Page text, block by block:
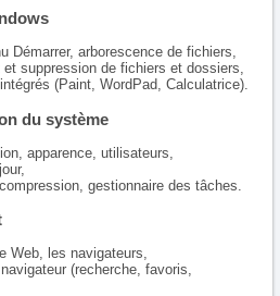
Démarrer, arborescence de fichiers,
suppression de fichiers et dossiers,
(Paint, WordPad, Calculatrice).
du système
apparence, utilisateurs,
gestionnaire des tâches.
Web, les navigateurs,
(recherche, favoris,